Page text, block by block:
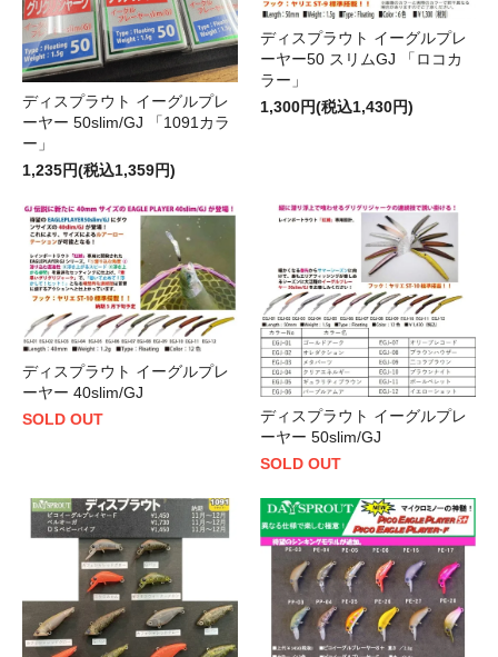
ディスプラウト イーグルプレ
ーヤー 50slim/GJ 「1091カラ
ー」
1,235円(税込1,359円)
ディスプラウト イーグルプレ
ーヤー50 スリムGJ 「ロコカ
ラー」
1,300円(税込1,430円)
ディスプラウト イーグルプレ
ーヤー 40slim/GJ
SOLD OUT
ディスプラウト イーグルプレ
ーヤー 50slim/GJ
SOLD OUT